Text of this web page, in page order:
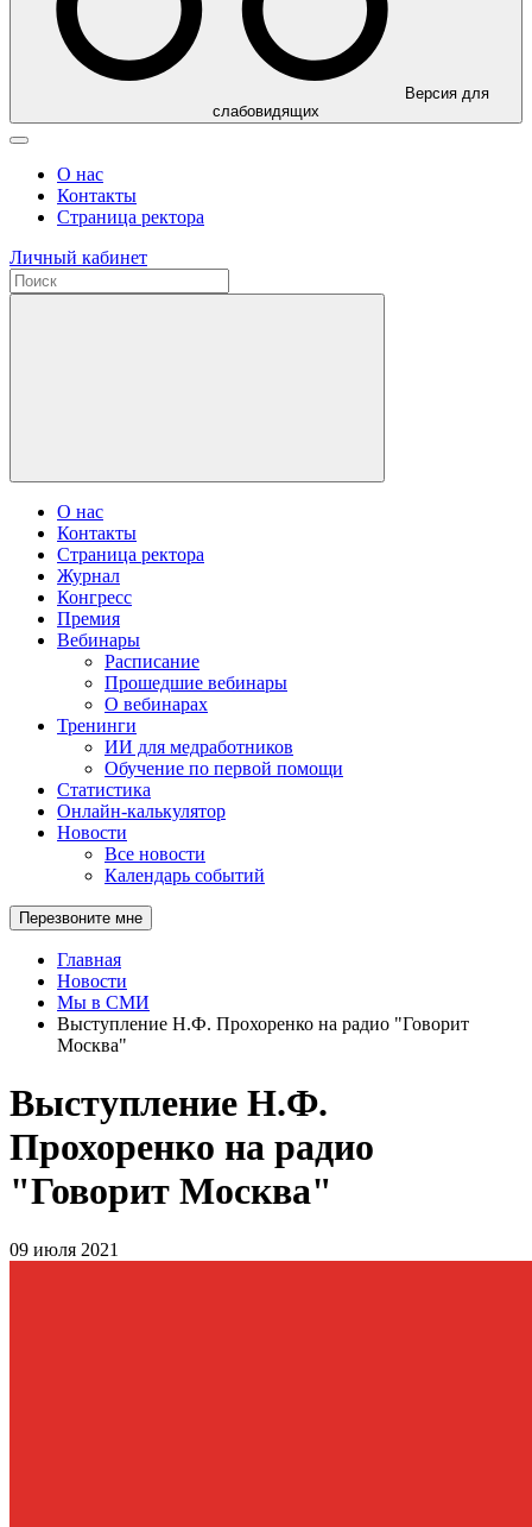
Версия для
слабовидящих
О нас
Контакты
Страница ректора
Личный кабинет
О нас
Контакты
Страница ректора
Журнал
Конгресс
Премия
Вебинары
Расписание
Прошедшие вебинары
О вебинарах
Тренинги
ИИ для медработников
Обучение по первой помощи
Статистика
Онлайн-калькулятор
Новости
Все новости
Календарь событий
Перезвоните мне
Главная
Новости
Мы в СМИ
Выступление Н.Ф. Прохоренко на радио "Говорит
Москва"
Выступление Н.Ф.
Прохоренко на радио
"Говорит Москва"
09 июля 2021